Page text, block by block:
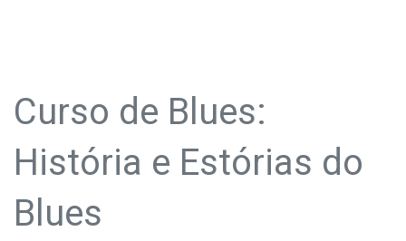
Curso de Blues:
História e Estórias do
Blues